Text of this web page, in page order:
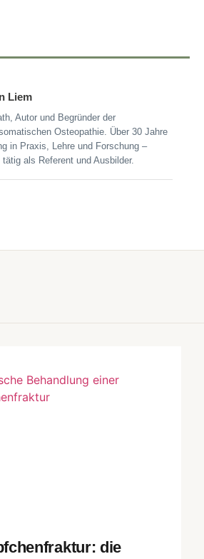
Liem
Autor und Begründer der
Osteopathie. Über 30 Jahre
in Praxis, Lehre und Forschung –
tätig als Referent und Ausbilder.
die